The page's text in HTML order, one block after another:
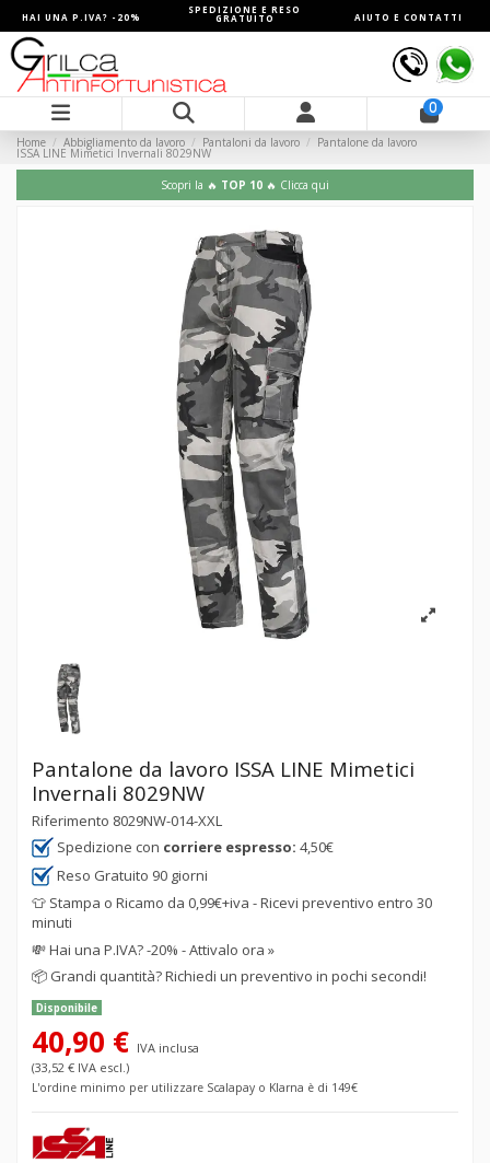
HAI UNA P.IVA? -20%
SPEDIZIONE E RESO
GRATUITO AIUTO E CONTATTI
0
Home Abbigliamento da lavoro Pantaloni da lavoro Pantalone da lavoro
ISSA LINE Mimetici Invernali 8029NW
Scopri la 🔥 TOP 10 🔥 Clicca qui
Pantalone da lavoro ISSA LINE Mimetici
Invernali 8029NW
Riferimento 8029NW-014-XXL
Spedizione con corriere espresso: 4,50€
Reso Gratuito 90 giorni
👕 Stampa o Ricamo da 0,99€+iva - Ricevi preventivo entro 30
minuti
💸Hai una P.IVA? -20% - Attivalo ora »
📦 Grandi quantità? Richiedi un preventivo in pochi secondi!
Disponibile
40,90 € IVA inclusa
(33,52 € IVA escl.)
L'ordine minimo per utilizzare Scalapay o Klarna è di 149€